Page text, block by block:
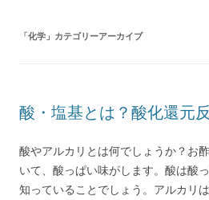
「化学 」カテゴリーアーカイブ
酸・塩基とは？酸化還元
酸やアルカリとは何でしょうか？お
いて、酸っぱい味がします。酸は酸
知っていることでしょう。アルカリ